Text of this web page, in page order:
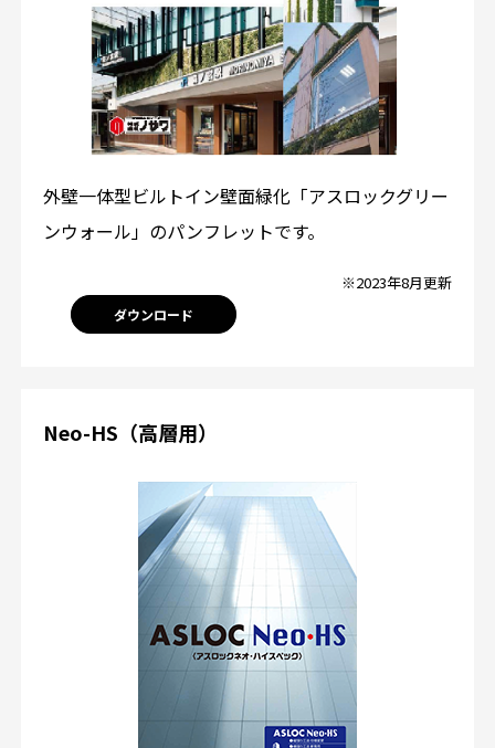
外壁一体型ビルトイン壁面緑化「アスロックグリー
ンウォール」のパンフレットです。
※2023年8月更新
ダウンロード
Neo-HS（高層用）